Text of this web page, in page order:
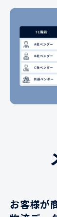
お客様が